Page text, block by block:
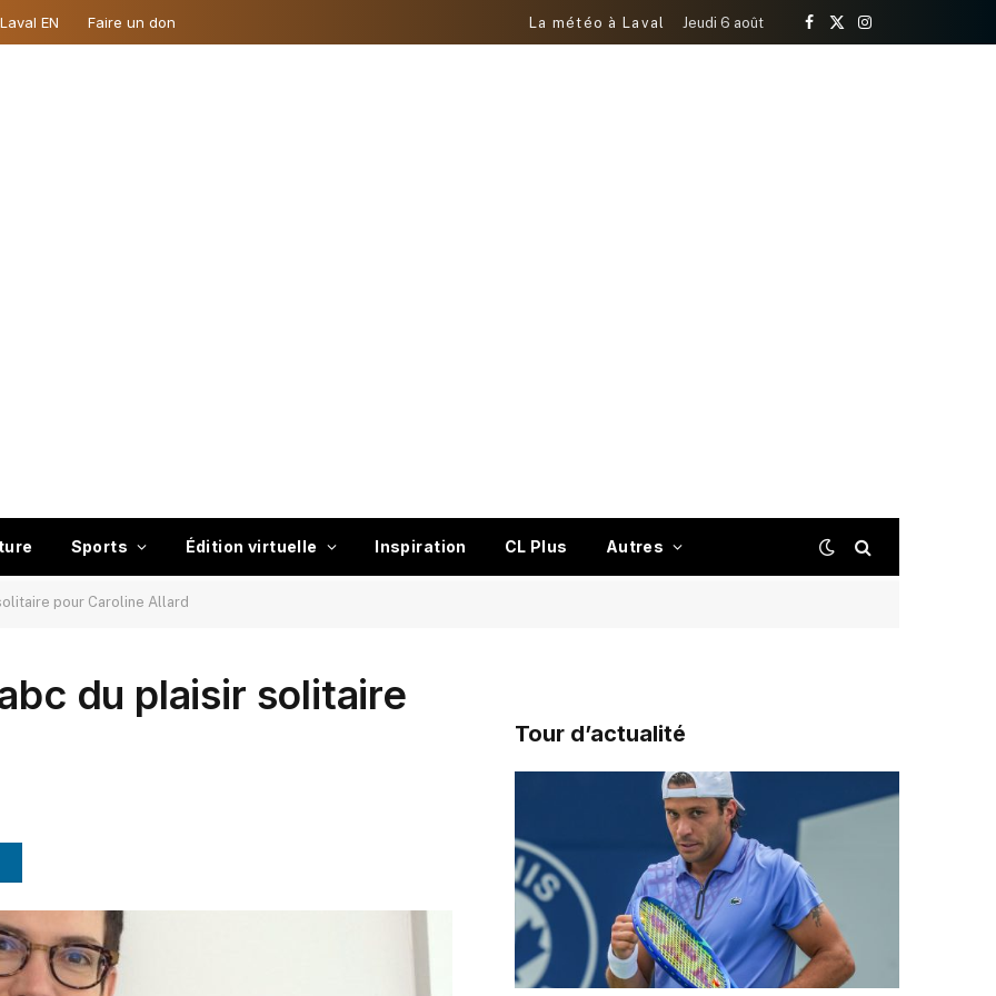
EN Faire un don La météo à Laval Jeudi 6 août
Facebook
X
Instagram
Sports Édition virtuelle Inspiration CL Plus Autres
pour Caroline Allard
du plaisir solitaire
Tour d’actualité